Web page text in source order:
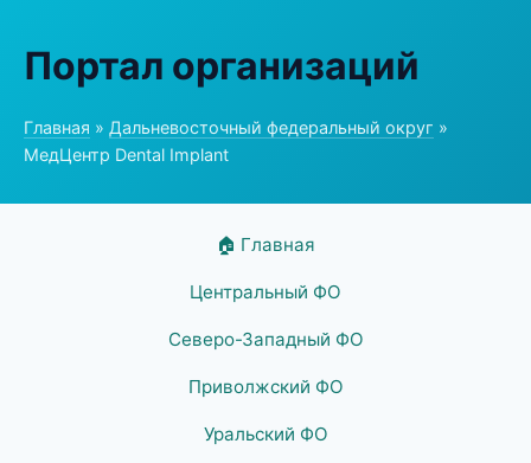
Портал организаций
Главная » Дальневосточный федеральный округ »
МедЦентр Dental Implant
🏠 Главная
Центральный ФО
Северо-Западный ФО
Приволжский ФО
Уральский ФО